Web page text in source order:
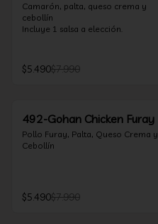
Camarón, palta, queso crema y
cebollín
Incluye 1 salsa a elección.
$5.490$7.990
492-Gohan Chicken Furay
Pollo Furay, Palta, Queso Crema y
Cebollín
$5.490$7.990